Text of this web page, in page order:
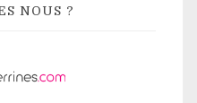
NOUS ?